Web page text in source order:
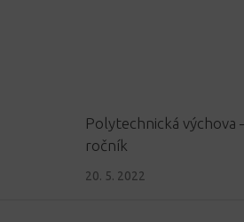
Polytechnická výchova
ročník
20. 5. 2022